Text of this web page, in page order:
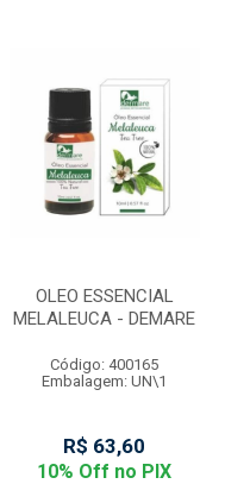
OLEO ESSENCIAL
MELALEUCA - DEMARE
Código: 400165
Embalagem: UN\1
R$ 63,60
10% Off no PIX